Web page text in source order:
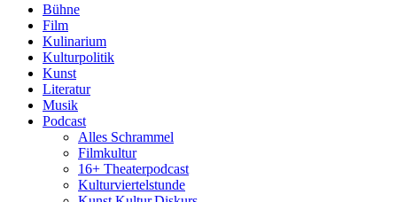
Bühne
Film
Kulinarium
Kulturpolitik
Kunst
Literatur
Musik
Podcast
Alles Schrammel
Filmkultur
16+ Theaterpodcast
Kulturviertelstunde